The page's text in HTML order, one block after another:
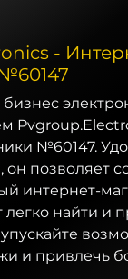
-
№60147.
позволяет
интернет-
легко найти и
и привлечь